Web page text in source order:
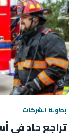
بطولة الشركات